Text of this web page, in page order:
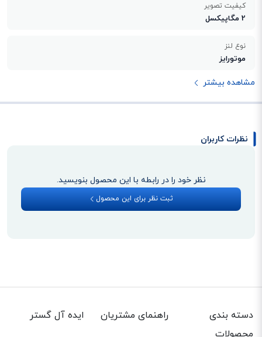
کیفیت تصویر
نوع لنز
موتورایز
مشاهده بیشتر
نظرات کاربران
نظر خود را در رابطه با این محصول بنویسید.
ثبت نظر برای این محصول
دسته بندی
محصولات
راهنمای مشتریان ایده آل گستر